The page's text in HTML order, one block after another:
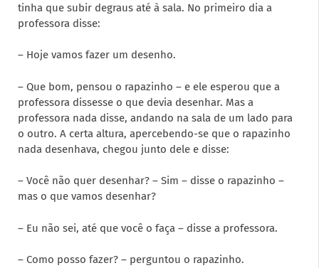
tinha que subir degraus até à sala. No primeiro dia a
professora disse:
– Hoje vamos fazer um desenho.
– Que bom, pensou o rapazinho – e ele esperou que a
professora dissesse o que devia desenhar. Mas a
professora nada disse, andando na sala de um lado para
o outro. A certa altura, apercebendo-se que o rapazinho
nada desenhava, chegou junto dele e disse:
– Você não quer desenhar? – Sim – disse o rapazinho –
mas o que vamos desenhar?
– Eu não sei, até que você o faça – disse a professora.
– Como posso fazer? – perguntou o rapazinho.